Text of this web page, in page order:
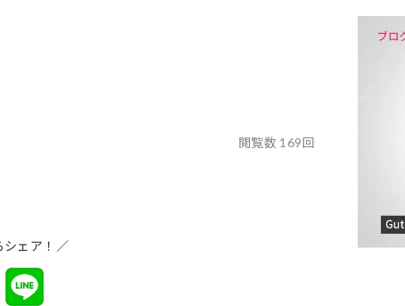
閲覧数 169回
シェア！／